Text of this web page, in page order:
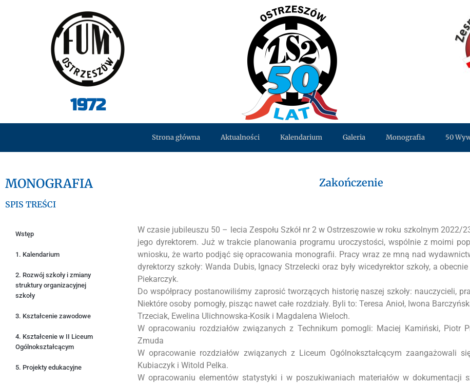
1972
Strona główna Aktualności Kalendarium Galeria Monografia 50
MONOGRAFIA
SPIS TREŚCI
Wstęp
1. Kalendarium
2. Rozwój szkoły i zmiany
struktury organizacyjnej
szkoły
3. Kształcenie zawodowe
4. Kształcenie w II Liceum
Ogólnokształcącym
5. Projekty edukacyjne
Zakończenie
W czasie jubileuszu 50 – lecia Zespołu Szkół nr 2 w Ostrzeszowie w roku szkolnym 2022/
jego dyrektorem. Już w trakcie planowania programu uroczystości, wspólnie z moimi
wniosku, że warto podjąć się opracowania monografii. Pracy wraz ze mną nad
dyrektorzy szkoły: Wanda Dubis, Ignacy Strzelecki oraz były wicedyrektor szkoły, a
Piekarczyk.
Do współpracy postanowiliśmy zaprosić tworzących historię naszej szkoły: nauczycieli,
Niektóre osoby pomogły, pisząc nawet całe rozdziały. Byli to: Teresa Anioł, Iwona
Trzeciak, Ewelina Ulichnowska-Kosik i Magdalena Wieloch.
W opracowaniu rozdziałów związanych z Technikum pomogli: Maciej Kamiński, Piotr
Zmuda
W opracowanie rozdziałów związanych z Liceum Ogólnokształcącym zaangażowali
Kubiaczyk i Witold Pelka.
W opracowaniu elementów statystyki i w poszukiwaniach materiałów w dokumentacji